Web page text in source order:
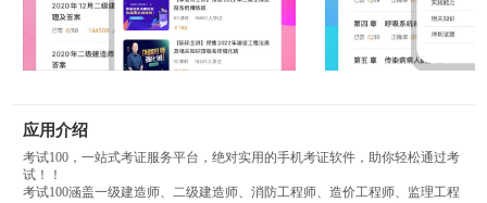
应用介绍
考试100，一站式考证服务平台，绝对实用的手机考证软件，助你轻松通过考
试！！
考试100涵盖一级建造师、二级建造师、消防工程师、造价工程师、监理工程